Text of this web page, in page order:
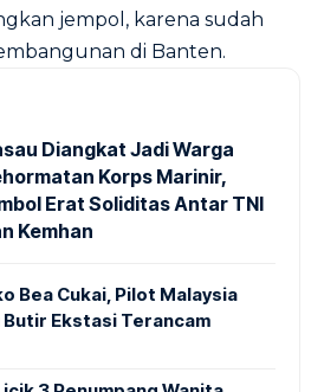
jempol, karena sudah
di Banten.
Diangkat Jadi Warga
Korps Marinir,
Erat Soliditas Antar TNI
Kemhan
Bea Cukai, Pilot Malaysia
Butir Ekstasi Terancam